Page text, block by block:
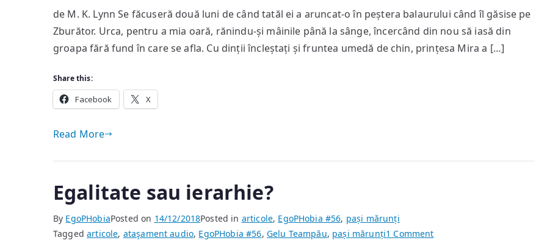
poveste
de M. K. Lynn Se făcuseră două luni de când tatăl ei a aruncat-o în peștera balaurului când îl găsise pe
Zburător. Urca, pentru a mia oară, rănindu-și mâinile până la sânge, încercând din nou să iasă din
groapa fără fund în care se afla. Cu dinții încleștați și fruntea umedă de chin, prințesa Mira a […]
Share this:
Facebook X
Read More
Egalitate sau ierarhie?
By EgoPHobiaPosted on 14/12/2018Posted in articole, EgoPHobia #56, pași mărunți
Taggedarticole, ataşament audio, EgoPHobia #56, Gelu Teampău, pași mărunți1 Commenton